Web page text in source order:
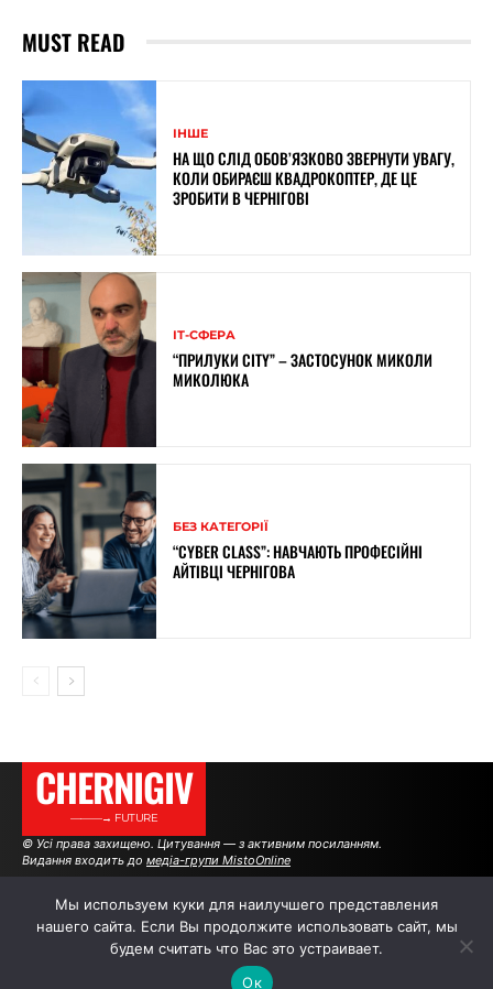
MUST READ
ІНШЕ
НА ЩО СЛІД ОБОВ’ЯЗКОВО ЗВЕРНУТИ УВАГУ,
КОЛИ ОБИРАЄШ КВАДРОКОПТЕР, ДЕ ЦЕ
ЗРОБИТИ В ЧЕРНІГОВІ
ІТ-СФЕРА
“ПРИЛУКИ CITY” – ЗАСТОСУНОК МИКОЛИ
МИКОЛЮКА
БЕЗ КАТЕГОРІЇ
“CYBER CLASS”: НАВЧАЮТЬ ПРОФЕСІЙНІ
АЙТІВЦІ ЧЕРНІГОВА
CHERNIGIV
———→ FUTURE
© Усі права захищено. Цитування — з активним посиланням.
Видання входить до медіа-групи MistoOnline
АВТОРИ РЕКЛАМА НА САЙТІ
Мы используем куки для наилучшего представления
нашего сайта. Если Вы продолжите использовать сайт, мы
будем считать что Вас это устраивает.
Ок